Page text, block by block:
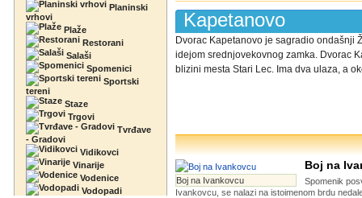
Planinski
vrhovi
Plaže
Restorani
Salaši
Spomenici
Sportski
tereni
Staze
Trgovi
Tvrđave
- Gradovi
Vidikovci
Vinarije
Vodenice
Vodopadi
Kapetanovo
Dvorac Kapetanovo je sagradio ondašnji
idejom srednjovekovnog zamka. Dvorac
blizini mesta Stari Lec. Ima dva ulaza, a
Boj na Ivankovcu
Boj na
Spomenik
Ivankovcu, se nalazi na istoimenom brdu